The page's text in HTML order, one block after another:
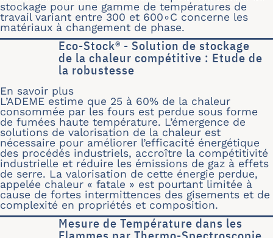
stockage pour une gamme de températures de
travail variant entre 300 et 600∘C concerne les
matériaux à changement de phase.
Eco-Stock® - Solution de stockage
de la chaleur compétitive : Etude de
la robustesse
En savoir plus
L’ADEME estime que 25 à 60% de la chaleur
consommée par les fours est perdue sous forme
de fumées haute température. L’émergence de
solutions de valorisation de la chaleur est
nécessaire pour améliorer l’efficacité énergétique
des procédés industriels, accroître la compétitivité
industrielle et réduire les émissions de gaz à effets
de serre. La valorisation de cette énergie perdue,
appelée chaleur « fatale » est pourtant limitée à
cause de fortes intermittences des gisements et de
complexité en propriétés et composition.
Mesure de Température dans les